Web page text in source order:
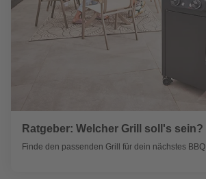
Ratgeber: Welcher Grill soll's sein?
Finde den passenden Grill für dein nächstes BBQ